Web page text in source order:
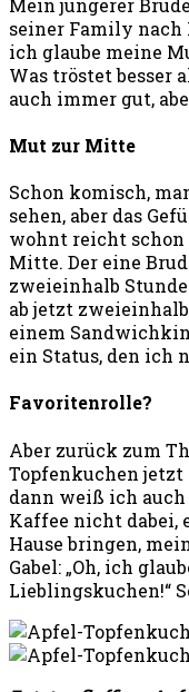
seiner Family nach
ich glaube meine
Was tröstet besser
auch immer gut,
Mut zur Mitte
Schon komisch,
sehen, aber das
wohnt reicht
Mitte. Der eine
zweieinhalb
ab jetzt
einem
ein Status, den ich
Favoritenrolle?
Aber zurück zum
Topfenkuchen
dann weiß ich
Kaffee nicht dabei,
Hause bringen,
Gabel: „Oh, ich
Lieblingskuchen!“